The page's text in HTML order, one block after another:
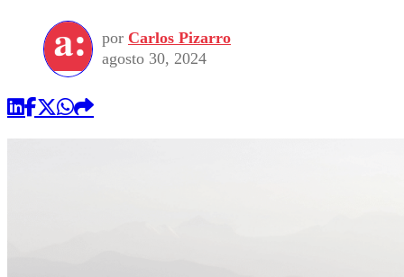
por Carlos Pizarro
agosto 30, 2024